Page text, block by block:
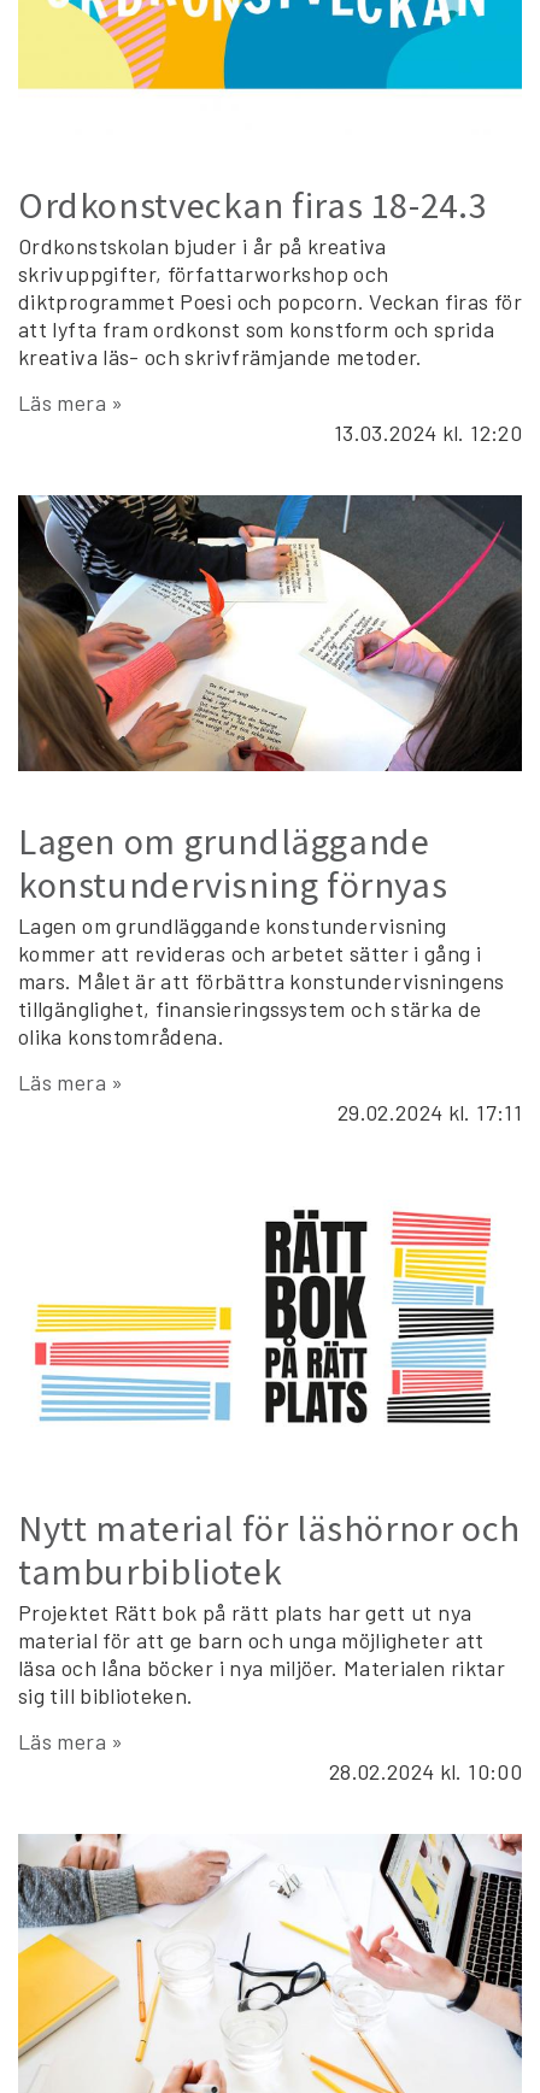
Ordkonstveckan firas 18-24.3
Ordkonstskolan bjuder i år på kreativa
skrivuppgifter, författarworkshop och
diktprogrammet Poesi och popcorn. Veckan firas för
att lyfta fram ordkonst som konstform och sprida
kreativa läs- och skrivfrämjande metoder.
Läs mera »
13.03.2024 kl. 12:20
Lagen om grundläggande
konstundervisning förnyas
Lagen om grundläggande konstundervisning
kommer att revideras och arbetet sätter i gång i
mars. Målet är att förbättra konstundervisningens
tillgänglighet, finansieringssystem och stärka de
olika konstområdena.
Läs mera »
29.02.2024 kl. 17:11
Nytt material för läshörnor och
tamburbibliotek
Projektet Rätt bok på rätt plats har gett ut nya
material för att ge barn och unga möjligheter att
läsa och låna böcker i nya miljöer. Materialen riktar
sig till biblioteken.
Läs mera »
28.02.2024 kl. 10:00